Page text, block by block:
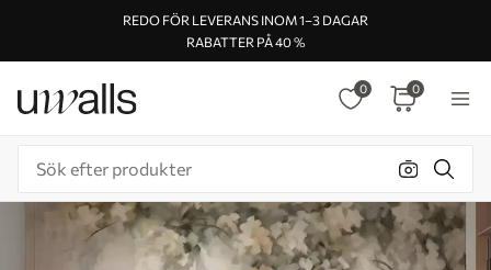
REDO FÖR LEVERANS INOM 1–3 DAGAR
RABATTER PÅ 40 %
0 0